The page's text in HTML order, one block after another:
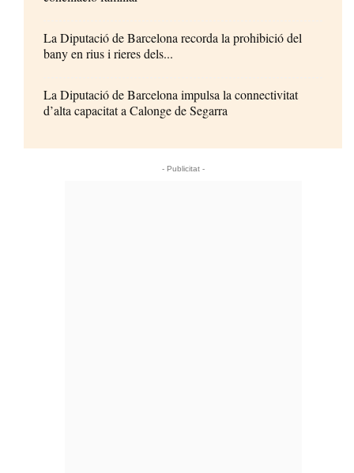
La Diputació de Barcelona recorda la prohibició del
bany en rius i rieres dels...
La Diputació de Barcelona impulsa la connectivitat
d’alta capacitat a Calonge de Segarra
- Publicitat -